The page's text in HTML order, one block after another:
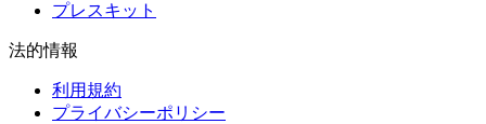
プレスキット
法的情報
利用規約
プライバシーポリシー